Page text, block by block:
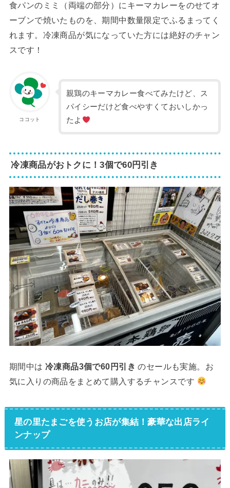
食パンのミミ（両端の部分）にキーマカレーをのせてオ
ーブンで焼いたものを、期間中数量限定でふるまってく
れます。冷凍商品が気になっていた方には絶好のチャン
スです！
ココット
親鶏のキーマカレー食べてみたけど、ス
パイシーだけど食べやすくておいしかっ
たよ
冷凍商品がおトクに！3個で60円引き
期間中は 冷凍商品3個で60円引き のセールも実施。お
気に入りの商品をまとめて購入するチャンスです
星の里たまごを使うお店が集結！豪華な出店ライ
ンナップ